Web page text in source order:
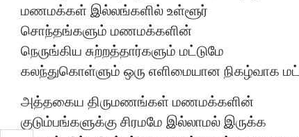
மணமக்கள் இல்லங்களில் உள்ளூர்
சொந்தங்களும் மணமக்களின்
நெருங்கிய சுற்றத்தார்களும் மட்டுமே
கலந்துகொள்ளும் ஒரு எளிமையான நிகழ்வாக
அத்தகைய திருமணங்கள் மணமக்களின்
குடும்பங்களுக்கு சிரமமே இல்லாமல் இருக்க